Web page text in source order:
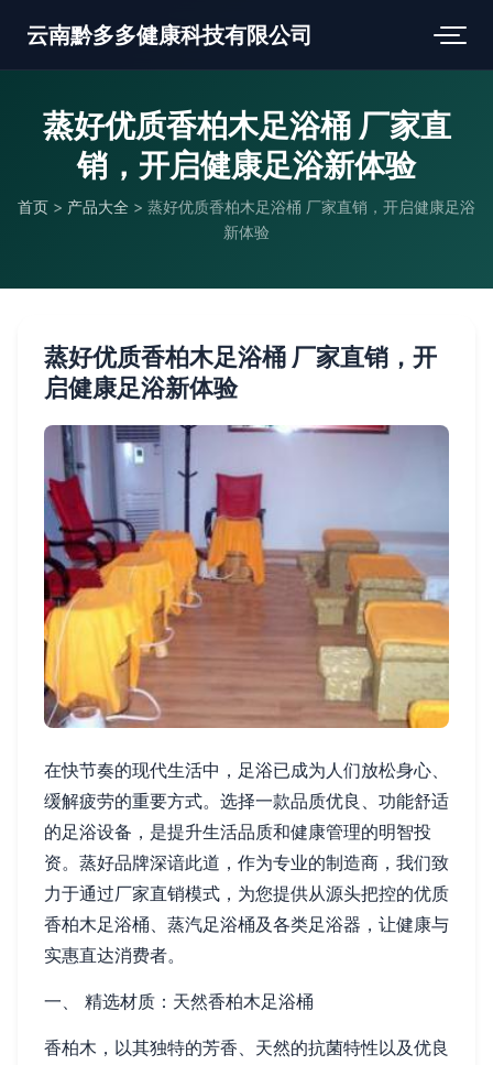
云南黔多多健康科技有限公司
蒸好优质香柏木足浴桶 厂家直
销，开启健康足浴新体验
首页 > 产品大全 > 蒸好优质香柏木足浴桶 厂家直销，开启健康足浴
新体验
蒸好优质香柏木足浴桶 厂家直销，开
启健康足浴新体验
在快节奏的现代生活中，足浴已成为人们放松身心、
缓解疲劳的重要方式。选择一款品质优良、功能舒适
的足浴设备，是提升生活品质和健康管理的明智投
资。蒸好品牌深谙此道，作为专业的制造商，我们致
力于通过厂家直销模式，为您提供从源头把控的优质
香柏木足浴桶、蒸汽足浴桶及各类足浴器，让健康与
实惠直达消费者。
一、 精选材质：天然香柏木足浴桶
香柏木，以其独特的芳香、天然的抗菌特性以及优良